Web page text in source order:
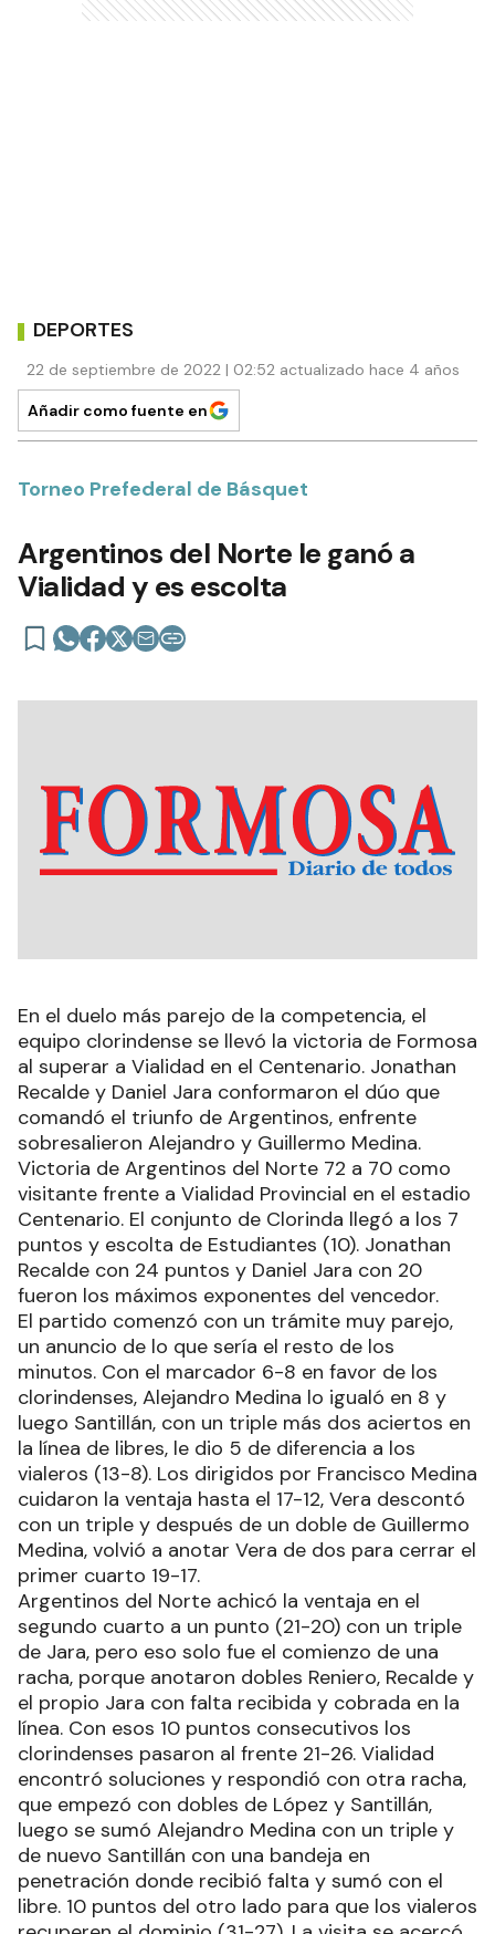
DEPORTES
22 de septiembre de 2022 | 02:52 actualizado hace 4 años
Añadir como fuente en
Torneo Prefederal de Básquet
Argentinos del Norte le ganó a
Vialidad y es escolta
En el duelo más parejo de la competencia, el
equipo clorindense se llevó la victoria de Formosa
al superar a Vialidad en el Centenario. Jonathan
Recalde y Daniel Jara conformaron el dúo que
comandó el triunfo de Argentinos, enfrente
sobresalieron Alejandro y Guillermo Medina.
Victoria de Argentinos del Norte 72 a 70 como
visitante frente a Vialidad Provincial en el estadio
Centenario. El conjunto de Clorinda llegó a los 7
puntos y escolta de Estudiantes (10). Jonathan
Recalde con 24 puntos y Daniel Jara con 20
fueron los máximos exponentes del vencedor.
El partido comenzó con un trámite muy parejo,
un anuncio de lo que sería el resto de los
minutos. Con el marcador 6-8 en favor de los
clorindenses, Alejandro Medina lo igualó en 8 y
luego Santillán, con un triple más dos aciertos en
la línea de libres, le dio 5 de diferencia a los
vialeros (13-8). Los dirigidos por Francisco Medina
cuidaron la ventaja hasta el 17-12, Vera descontó
con un triple y después de un doble de Guillermo
Medina, volvió a anotar Vera de dos para cerrar el
primer cuarto 19-17.
Argentinos del Norte achicó la ventaja en el
segundo cuarto a un punto (21-20) con un triple
de Jara, pero eso solo fue el comienzo de una
racha, porque anotaron dobles Reniero, Recalde y
el propio Jara con falta recibida y cobrada en la
línea. Con esos 10 puntos consecutivos los
clorindenses pasaron al frente 21-26. Vialidad
encontró soluciones y respondió con otra racha,
que empezó con dobles de López y Santillán,
luego se sumó Alejandro Medina con un triple y
de nuevo Santillán con una bandeja en
penetración donde recibió falta y sumó con el
libre. 10 puntos del otro lado para que los vialeros